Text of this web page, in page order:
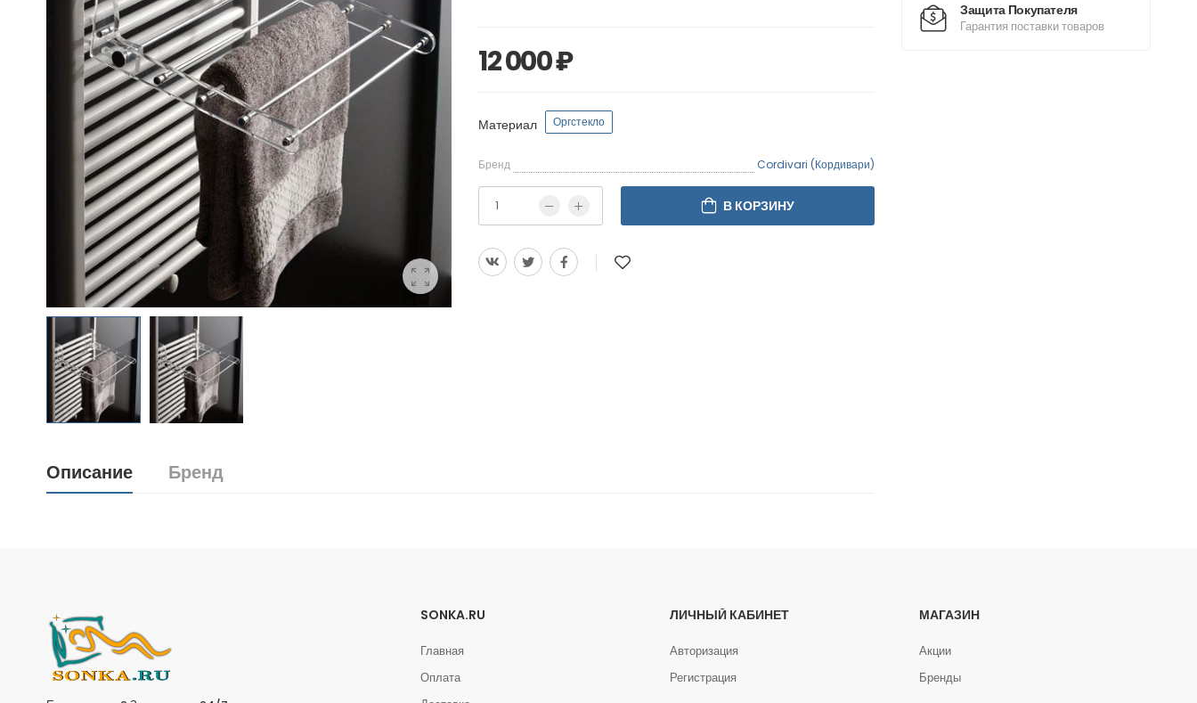
12 000 ₽
Материал Оргстекло
Бренд Cordivari (Кордивари)
В КОРЗИНУ
Описание Бренд
Защита Покупателя
Гарантия поставки товаров
SONKA.RU
Главная
Оплата
ЛИЧНЫЙ КАБИНЕТ
Авторизация
Регистрация
МАГАЗИН
Акции
Бренды